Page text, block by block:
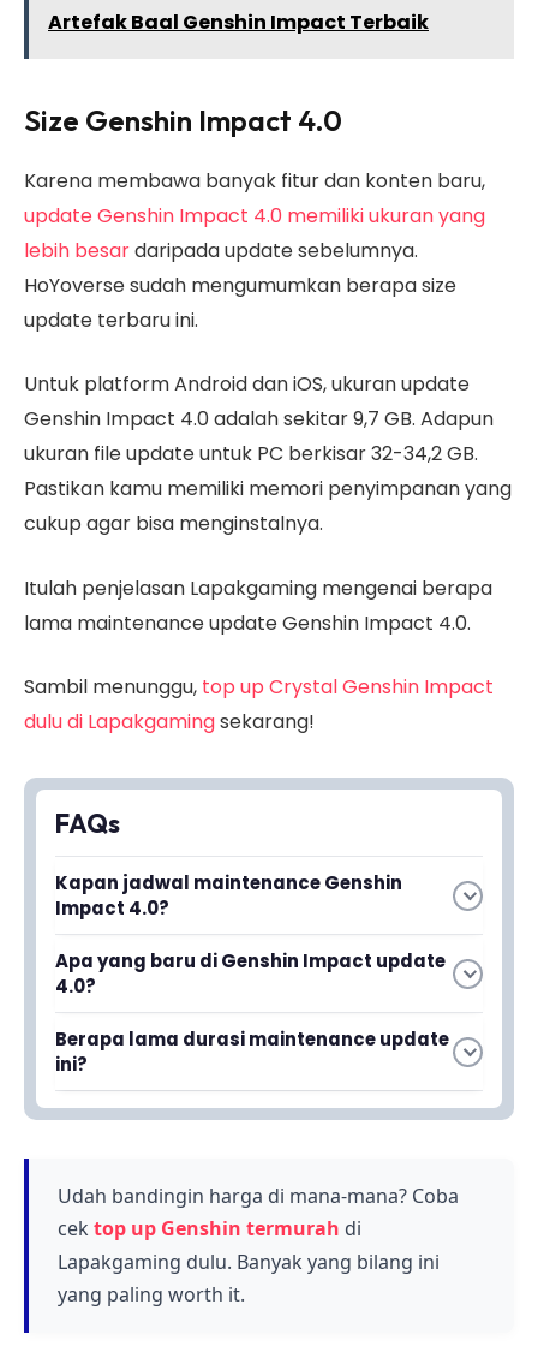
Artefak Baal Genshin Impact Terbaik
Size Genshin Impact 4.0
Karena membawa banyak fitur dan konten baru,
update Genshin Impact 4.0 memiliki ukuran yang
lebih besardaripada update sebelumnya.
HoYoverse sudah mengumumkan berapa size
update terbaru ini.
Untuk platform Android dan iOS, ukuran update
Genshin Impact 4.0 adalah sekitar 9,7 GB. Adapun
ukuran file update untuk PC berkisar 32-34,2 GB.
Pastikan kamu memiliki memori penyimpanan yang
cukup agar bisa menginstalnya.
Itulah penjelasan Lapakgaming mengenai berapa
lama maintenance update Genshin Impact 4.0.
Sambil menunggu, top up Crystal Genshin Impact
dulu di Lapakgamingsekarang!
FAQs
Kapan jadwal maintenance Genshin
Impact 4.0?
Maintenance Genshin Impact 4.0 dijadwalkan
pada Rabu, 16 Agustus 2023. Server akan
ditutup untuk proses pembaruan dan
penambahan konten baru.
Apa yang baru di Genshin Impact update
4.0?
Update 4.0 menghadirkan region baru bernama
Fontaine yang didominasi oleh perairan. Region
ini menampilkan berbagai elemen air seperti
lautan, danau, dan sungai.
Berapa lama durasi maintenance update
ini?
Durasi maintenance Genshin Impact 4.0 belum
membutuhkan waktu 4-5 jam.
Udah bandingin harga di mana-mana? Coba
cek top up Genshin termurah di
Lapakgaming dulu. Banyak yang bilang ini
yang paling worth it.